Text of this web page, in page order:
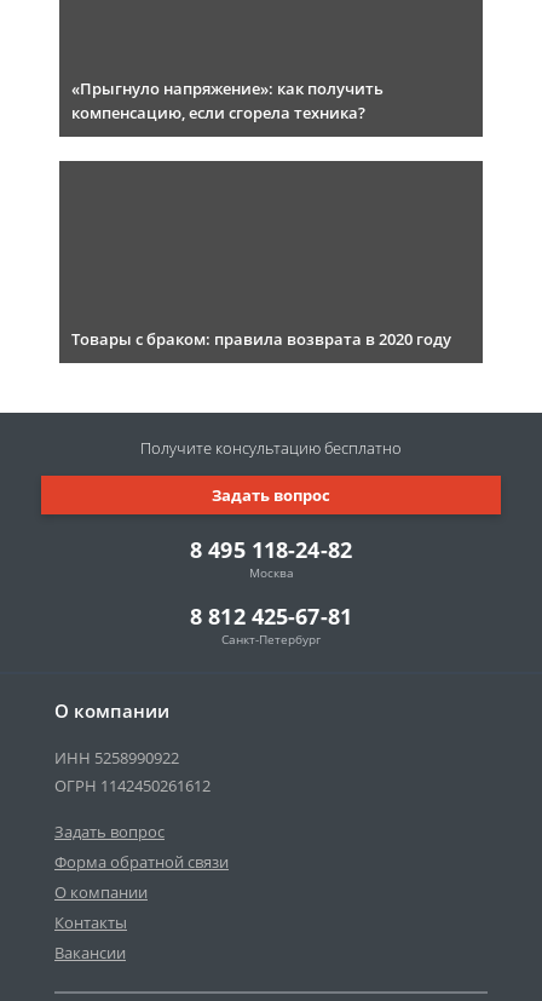
«Прыгнуло напряжение»: как получить
компенсацию, если сгорела техника?
Товары с браком: правила возврата в 2020 году
О компании
ИНН 5258990922
ОГРН 1142450261612
Задать вопрос
Форма обратной связи
О компании
Контакты
Вакансии
8 495 118-24-82
Москва
8 812 425-67-81
Санкт-Петербург
Задать вопрос
Получите консультациюбесплатно